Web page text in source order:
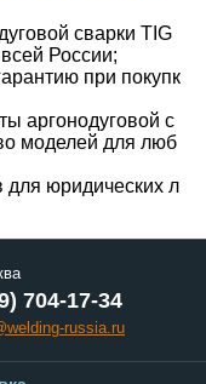
сварки TIG
России;
при покупк
аргонодуговой с
моделей для люб
для юридических л
704-17-34
russia.ru